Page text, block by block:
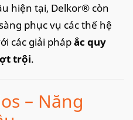
hiện tại, Delkor® còn
phục vụ các thế hệ
các giải phápắc quy
trội.
– Năng